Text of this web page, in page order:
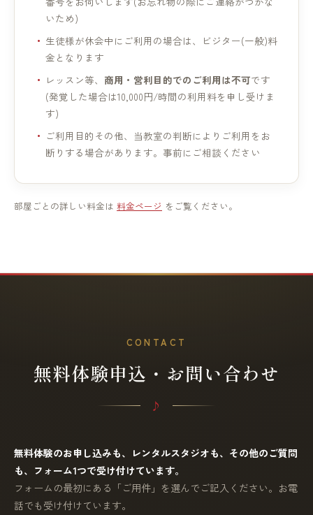
いため)
生徒様が休会中にご利用の場合は、ビジター(一般)料
金となります
レッスン等、 商用・営利目的でのご利用は不可です
(発覚した場合は10,000円/時間の利用料を申し受けま
す)
ご利用目的その他、当教室の判断によりご利用をお
断りする場合があります。事前にご相談ください
部屋ごとの詳しい料金は 料金ページ をご覧ください。
CONTACT
無料体験申込・お問い合わせ
無料体験のお申し込みも、レンタルスタジオも、その他のご質問
も、フォーム1つで受け付けています。
フォームの最初にある「ご用件」を選んでご記入ください。お電
話でも受け付けています。